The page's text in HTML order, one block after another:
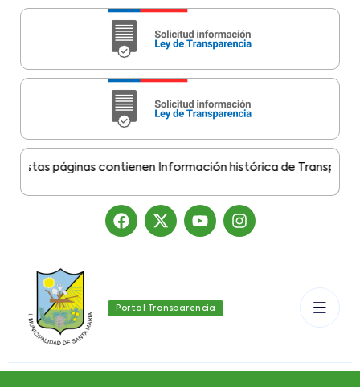
páginas contienen Información histórica de Transparencia
Portal Transparencia